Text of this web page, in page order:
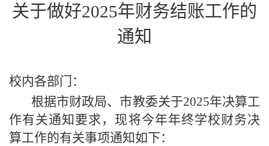
关于做好2025年财务结账工作的
通知
校内各部门：
根据市财政局、市教委关于2025年决算工
作有关通知要求，现将今年年终学校财务决
算工作的有关事项通知如下：